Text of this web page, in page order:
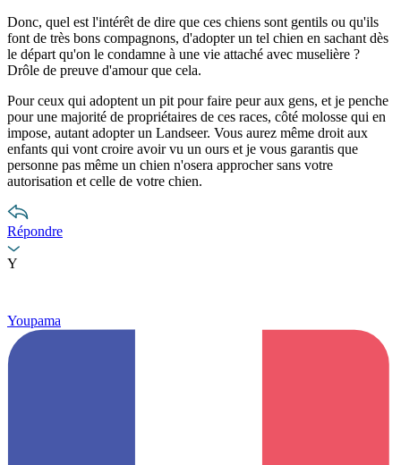
Donc, quel est l'intérêt de dire que ces chiens sont gentils ou qu'ils
font de très bons compagnons, d'adopter un tel chien en sachant dès
le départ qu'on le condamne à une vie attaché avec muselière ?
Drôle de preuve d'amour que cela.
Pour ceux qui adoptent un pit pour faire peur aux gens, et je penche
pour une majorité de propriétaires de ces races, côté molosse qui en
impose, autant adopter un Landseer. Vous aurez même droit aux
enfants qui vont croire avoir vu un ours et je vous garantis que
personne pas même un chien n'osera approcher sans votre
autorisation et celle de votre chien.
Répondre
Y
Youpama